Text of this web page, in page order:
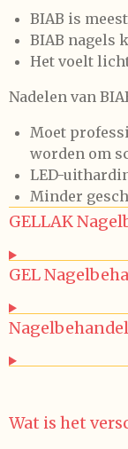
BIAB is
BIAB nagels
Het voelt
Nadelen van
Moet
worden om
LED-
Minder
GELLAK
GEL
Wat is het